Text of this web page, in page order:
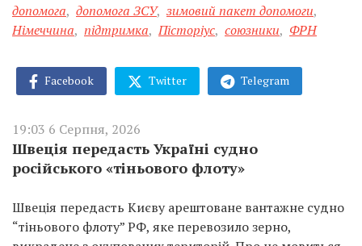
допомога, допомога ЗСУ, зимовий пакет допомоги,
Німеччина, підтримка, Пісторіус, союзники, ФРН
Facebook Twitter Telegram
19:03 6 Серпня, 2026
Швеція передасть Україні судно
російського «тіньового флоту»
Швеція передасть Києву арештоване вантажне судно
“тіньового флоту” РФ, яке перевозило зерно,